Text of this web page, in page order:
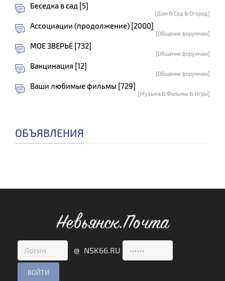
Беседка в сад [5]
[Дом & Сад & Огород]
Ассоциации (продолжение) [2000]
[Общение форумчан]
МОЕ ЗВЕРЬЁ [732]
[Общение форумчан]
Вакцинация [12]
[Общение форумчан]
Ваши любимые фильмы [729]
[Музыка & Фильмы & Игры]
ОБЪЯВЛЕНИЯ
Невьянск.Почта
@ NSK66.RU